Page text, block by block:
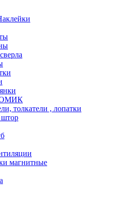
толкатели , лопатки
штор
магнитные